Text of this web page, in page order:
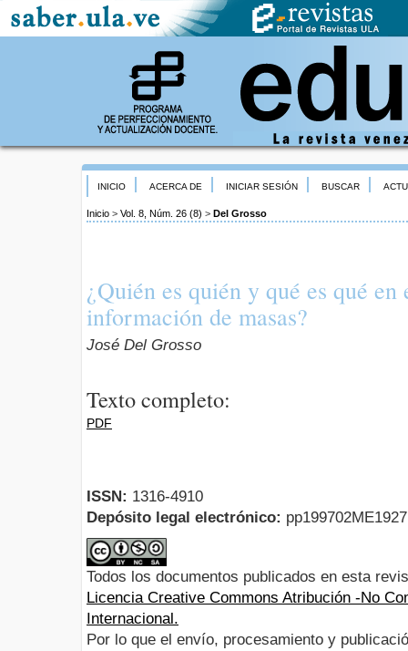
INICIO ACERCA DE INICIAR SESIÓN BUSCAR
Inicio > Vol. 8, Núm. 26 (8) > Del Grosso
¿Quién es quién y qué es qué
información de masas?
José Del Grosso
Texto completo:
PDF
ISSN: 1316-4910
Depósito legal electrónico:
Todos los documentos publicados en esta
Licencia Creative Commons Atribución -No
Internacional.
Por lo que el envío, procesamiento y